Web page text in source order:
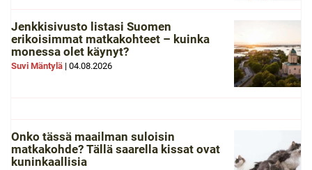
Jenkkisivusto listasi Suomen
erikoisimmat matkakohteet – kuinka
monessa olet käynyt?
Suvi Mäntylä | 04.08.2026
Onko tässä maailman suloisin
matkakohde? Tällä saarella kissat ovat
kuninkaallisia